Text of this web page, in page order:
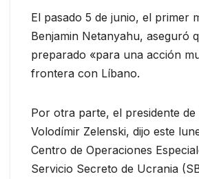
El pasado 5 de junio, el primer
Benjamin Netanyahu, aseguró
preparado «para una acción
frontera con Líbano.
Por otra parte, el presidente de
Volodímir Zelenski, dijo este
Centro de Operaciones
Servicio Secreto de Ucrania